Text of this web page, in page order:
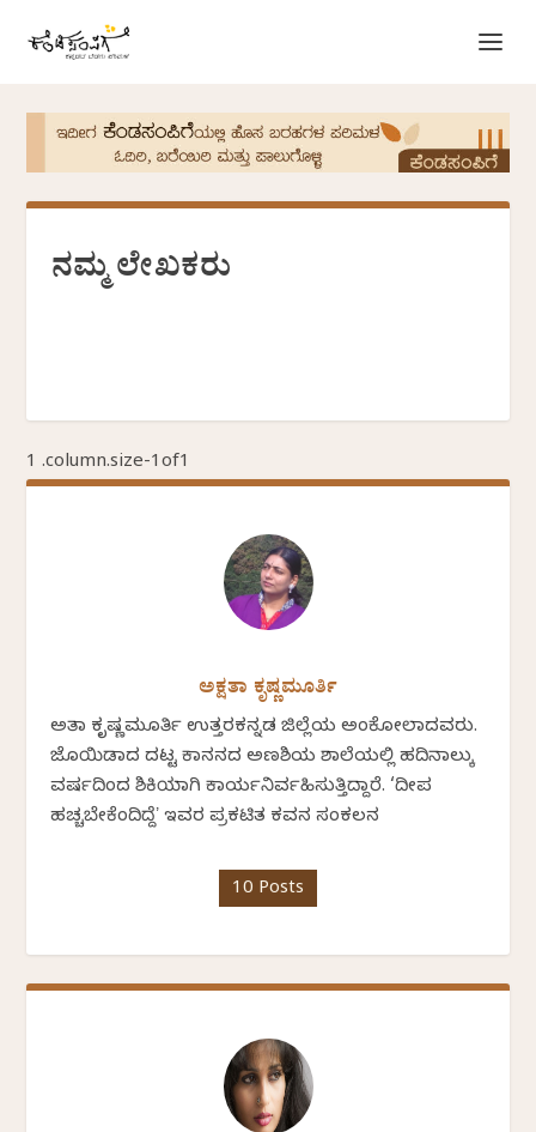
ನಮ್ಮ ಲೇಖಕರು
ಅಕ್ಷತಾ ಕೃಷ್ಣಮೂರ್ತಿ
ಅಕ್ಷತಾ ಕೃಷ್ಣಮೂರ್ತಿ ಉತ್ತರಕನ್ನಡ ಜಿಲ್ಲೆಯ ಅಂಕೋಲಾದವರು.
ಜೊಯಿಡಾದ ದಟ್ಟ ಕಾನನದ ಅಣಶಿಯ ಶಾಲೆಯಲ್ಲಿ ಹದಿನಾಲ್ಕು
ವರ್ಷದಿಂದ ಶಿಕ್ಷಕಿಯಾಗಿ ಕಾರ್ಯನಿರ್ವಹಿಸುತ್ತಿದ್ದಾರೆ. ‘ದೀಪ
ಹಚ್ಚಬೇಕೆಂದಿದ್ದೆʼ ಇವರ ಪ್ರಕಟಿತ ಕವನ ಸಂಕಲನ
10 Posts